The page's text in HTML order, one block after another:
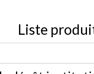
Liste